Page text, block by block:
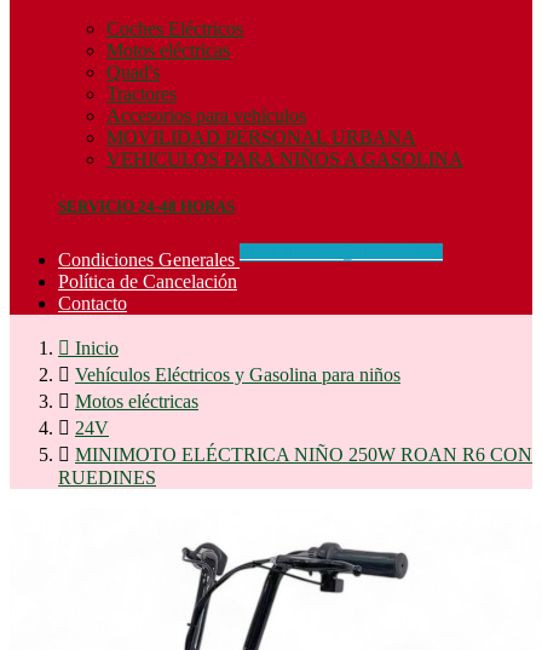
Coches Eléctricos
Motos eléctricas
Quad's
Tractores
Accesorios para vehículos
MOVILIDAD PERSONAL URBANA
VEHICULOS PARA NIÑOS A GASOLINA
SERVICIO 24-48 HORAS
Condiciones Generales
Política de Cancelación
Contacto
 Inicio
 Vehículos Eléctricos y Gasolina para niños
 Motos eléctricas
 24V
 MINIMOTO ELÉCTRICA NIÑO 250W ROAN R6 CON
RUEDINES